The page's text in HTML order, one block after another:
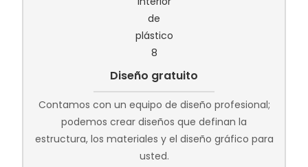
Diseño gratuito
Contamos con un equipo de diseño profesional;
podemos crear diseños que definan la
estructura, los materiales y el diseño gráfico para
usted.